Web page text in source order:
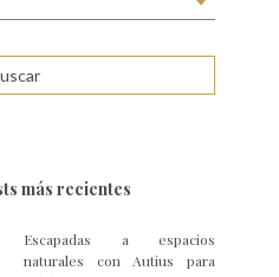
más recientes
Escapadas a espacios
naturales con Autius para